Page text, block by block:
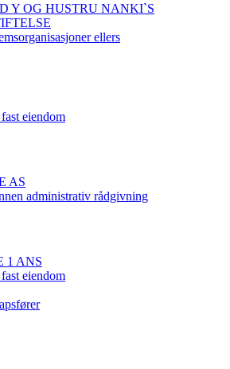
Y OG HUSTRU NANKI`S
ellers
eiendom
AS
administrativ rådgivning
1 ANS
eiendom